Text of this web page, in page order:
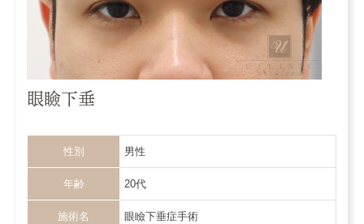
眼瞼下垂
性別 男性
年齢 20代
施術名 眼瞼下垂症手術